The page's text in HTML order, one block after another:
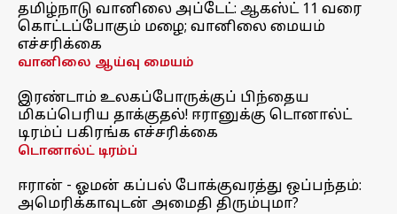
தமிழ்நாடு வானிலை அப்டேட்: ஆகஸ்ட் 11 வரை
கொட்டப்போகும் மழை; வானிலை மையம்
எச்சரிக்கை
வானிலை ஆய்வு மையம்
இரண்டாம் உலகப்போருக்குப் பிந்தைய
மிகப்பெரிய தாக்குதல்! ஈரானுக்கு டொனால்ட்
டிரம்ப் பகிரங்க எச்சரிக்கை
டொனால்ட் டிரம்ப்
ஈரான் - ஓமன் கப்பல் போக்குவரத்து ஒப்பந்தம்:
அமெரிக்காவுடன் அமைதி திரும்புமா?